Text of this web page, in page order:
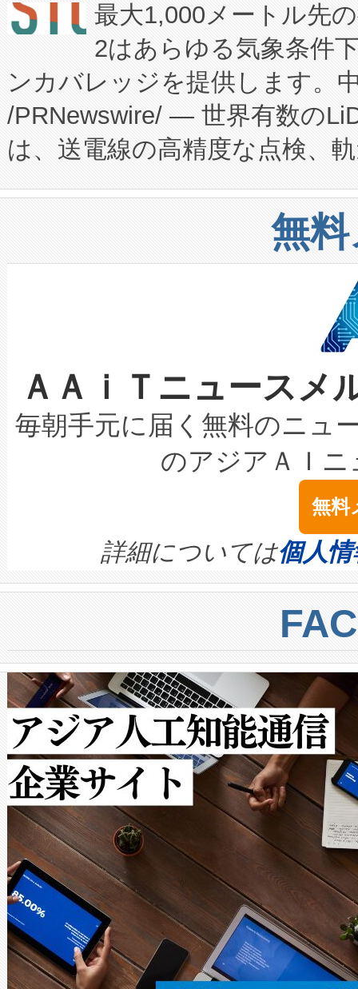
患者にとっての費用負担を大
のアクセスを大幅に拡大する
Fully-Connected Continuous
プログラムには、施設設計・
に関する技術移転および知的
構造化トレーニングカリキュ
上げおよび商用化段階におけ
設備整備および立ち上げ調整
加組織は、Enzeneのバイオ
選定された製品について、自
取得できる可能性もあります
設には、3億～4億ドルかか
最高経営責任者（CEO）であ
す。「当社のfully-connected
ームを利用すれば、6,000万
きます。この効率性は、フェ
President原信平）と、エンタ
ードするVoltaiqは、日本にあ
ーエネルギー貯蔵システム（
た。 Voltaiq独自のAI搭載プラ
定、統合、導入、運用に至る
安全性を追跡し、確保する事
増加しているデータセンター
る電力網に大きな負担をかけ
事業者の負担軽減という課題
系統連系を迅速にし、ピーク
限を超えて利用可能な電力容
持できるよう貢献します。こ
ービスレベル契約（SLA）違
テリー性能の劣化によるダウ
念は、現在データセンターが
ます。 Voltaiq provides a
quality and reliability for AI
BESS stack to ensure battery
centers. Voltaiqは、ai&のAI
からシステム統合、試運転、
クルの各段階のデータを監視
[…]
最大1,000メートル先
2はあらゆる気象条件
ンカバレッジを提供します。
/PRNewswire/ — 世界有数の
は、送電線の高精度な点検、
や穀物倉庫におけるバルク材
リューション「Avia 2」を発
したAvia 2は、1,000メート
狭視野のFOVを切り替えるこ
ケーブル、枝などの細かな対
なレーザースポットにより、
な環境下でも豊かなディテー
キロメートル範囲を検出
LiDAR for Inspections,
は1535 nmレーザーを搭載。
イズの小径化を実現すること
す。ノーマルモードでは、
ートル先まで検出でき、これ
トに対して約600メートルに
では、反射率10％のターゲッ
で向上し、最大検知距離は
ットだけで最大1キロメート
ルの変電所周囲を監視でき、
作業と点群処理を簡素化でき
Avia 2は、2種類のFOVオプシ
× 80°のノーマルモード、長
ードを切り替えて使用するこ
ることなく、単一のデバイス
うにします。遠距離まで届く
無
ＡＡｉＴニュース
毎朝手元に届く無料のニュ
のアジアＡＩ
無料
詳細については個人